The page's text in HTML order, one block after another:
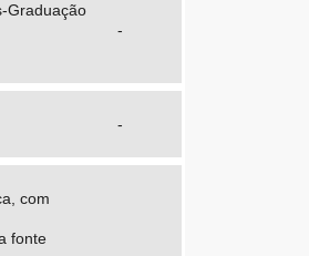
Graduação
-
-
com
fonte